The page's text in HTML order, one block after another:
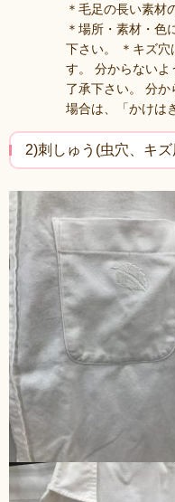
＊毛足の長い素材
＊場所・素材・色
下さい。 ＊キズ穴
す。 分からない
了承下さい。 分
場合は、「かけは
2)刺しゅう(虫穴、キズ